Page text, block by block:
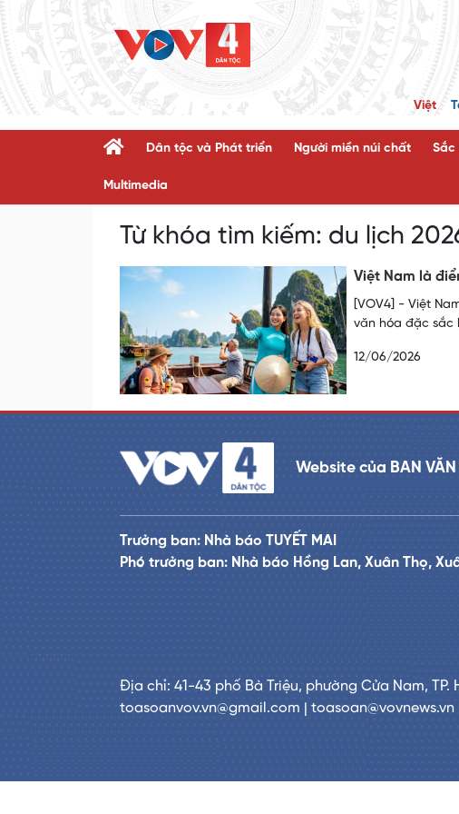
Việt
Dân tộc và Phát triển Người miền núi chất Sắc
Multimedia
Từ khóa tìm kiếm: du lịch
Việt Nam là
[VOV4] - Việt
văn hóa đặc sắc
12/06/2026
Website của BAN
Trưởng ban: Nhà báo TUYẾT MAI
Phó trưởng ban: Nhà báo Hồng Lan, Xuân Thọ,
Địa chỉ: 41-43 phố Bà Triệu, phường Cửa Nam, TP.
toasoanvov.vn@gmail.com | toasoan@vovnews.vn